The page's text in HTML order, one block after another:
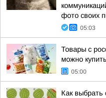
фото своих
05:03
Товары с
можно
05:00
Как выбрать